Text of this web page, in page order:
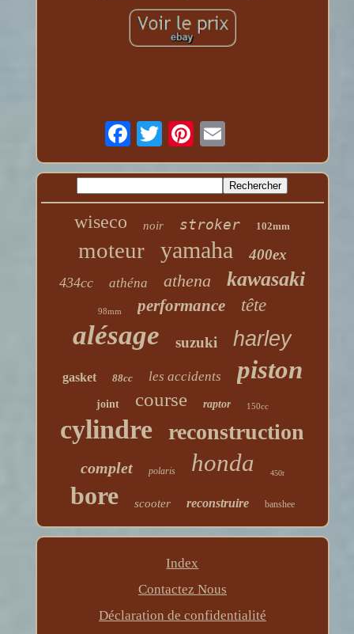
wiseco noir stroker 102mm
moteur yamaha 400ex
434cc athéna athena kawasaki
98mm performance tête
alésage suzuki harley
gasket 88cc les accidents piston
joint course raptor 150cc
cylindre reconstruction
complet polaris honda 450r
bore scooter reconstruire banshee
Index
Contactez Nous
Déclaration de confidentialité